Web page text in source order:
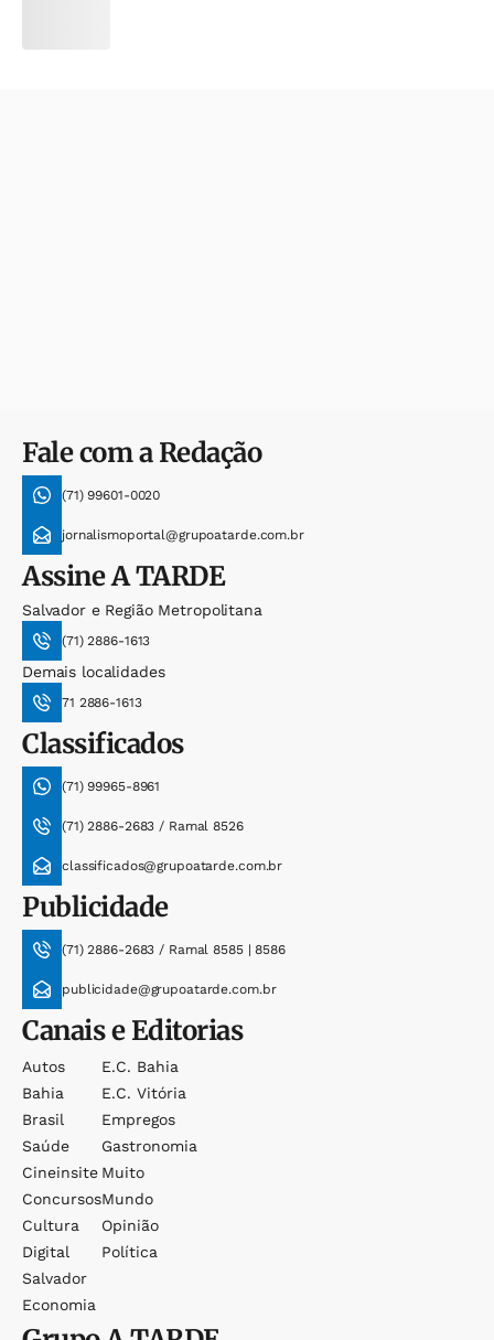
Fale com a Redação
(71) 99601-0020
jornalismoportal@grupoatarde.com.br
AssineA TARDE
Salvador e Região Metropolitana
(71) 2886-1613
Demais localidades
71 2886-1613
Classificados
(71) 99965-8961
(71) 2886-2683 / Ramal 8526
classificados@grupoatarde.com.br
Publicidade
(71) 2886-2683 / Ramal 8585 | 8586
publicidade@grupoatarde.com.br
Canais e Editorias
Autos
Bahia
Brasil
Saúde
Cineinsite
Concursos
Cultura
Digital
Salvador
Economia
E.c. Bahia
E.c. Vitória
Empregos
Gastronomia
Muito
Mundo
Opinião
Política